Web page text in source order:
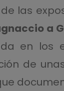
las
a
en los
de